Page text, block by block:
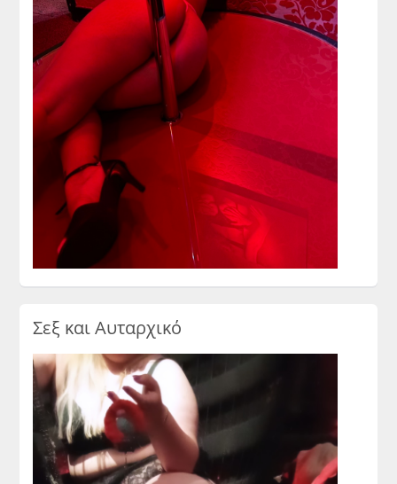
Σεξ και Αυταρχικό